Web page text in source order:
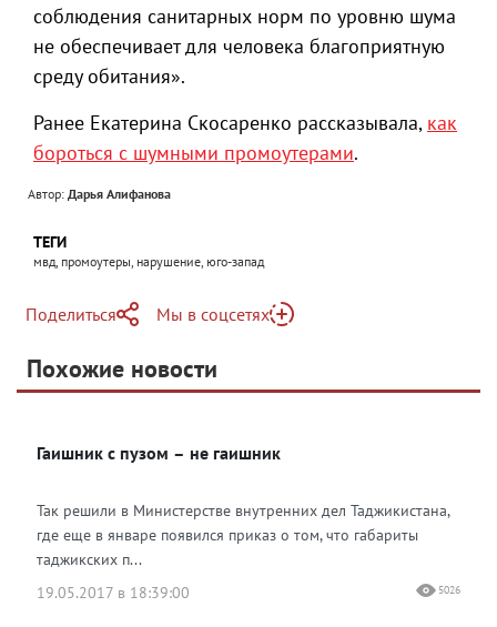
соблюдения санитарных норм по уровню шума
не обеспечивает для человека благоприятную
среду обитания».
Ранее Екатерина Скосаренко рассказывала, как
бороться с шумными промоутерами.
Автор: Дарья Алифанова
ТЕГИ
мвд, промоутеры, нарушение, юго-запад
Поделиться
Telegram
Одноклассники
Мы в соцсетях
Яндекс Дзен
Похожие новости
Гаишник с пузом – не гаишник
Так решили в Министерстве внутренних дел Таджикистана,
где еще в январе появился приказ о том, что габариты
таджикских п...
19.05.2017 в 18:39:00
5026